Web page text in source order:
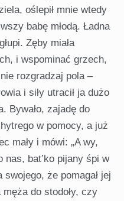
oślepił mnie wtedy
babę młodą. Ładna
Zęby miała
i wspominać grzech,
rozgradzaj pola –
i siły utracił ja dużo
Bywało, zajadę do
w pomocy, a już
mały i mówi: „A wy,
bat’ko pijany śpi w
swojego, że pomagał jej
do stodoły, czy